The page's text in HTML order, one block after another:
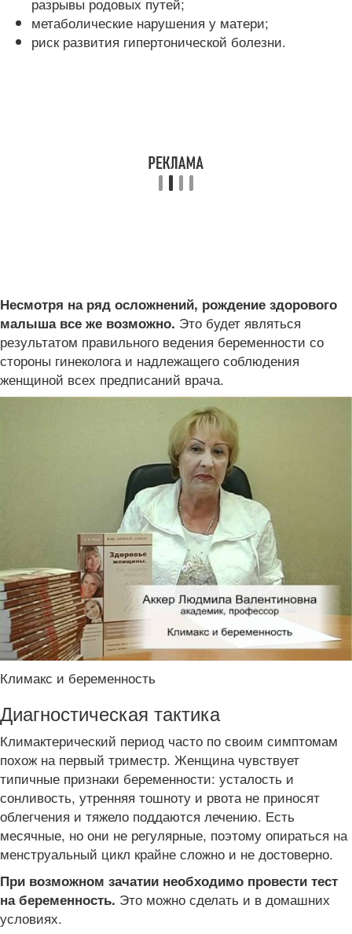
метаболические нарушения у матери;
риск развития гипертонической болезни.
Несмотря на ряд осложнений, рождение здорового
малыша все же возможно. Это будет являться
результатом правильного ведения беременности со
стороны гинеколога и надлежащего соблюдения
женщиной всех предписаний врача.
Климакс и беременность
Диагностическая тактика
Климактерический период часто по своим симптомам
похож на первый триместр. Женщина чувствует
типичные признаки беременности: усталость и
сонливость, утренняя тошноту и рвота не приносят
облегчения и тяжело поддаются лечению. Есть
месячные, но они не регулярные, поэтому опираться на
менструальный цикл крайне сложно и не достоверно.
При возможном зачатии необходимо провести тест
на беременность. Это можно сделать и в домашних
условиях.